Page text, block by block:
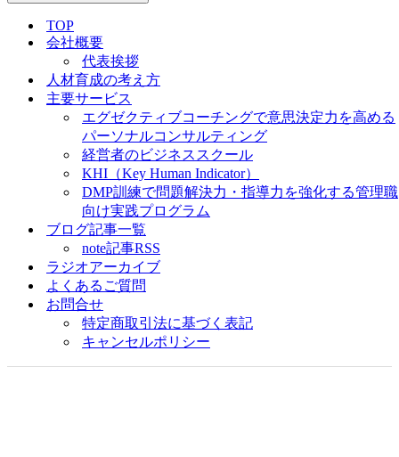
TOP
会社概要
代表挨拶
人材育成の考え方
主要サービス
エグゼクティブコーチングで意思決定力を高める
パーソナルコンサルティング
経営者のビジネススクール
KHI（Key Human Indicator）
DMP訓練で問題解決力・指導力を強化する管理職
向け実践プログラム
ブログ記事一覧
note記事RSS
ラジオアーカイブ
よくあるご質問
お問合せ
特定商取引法に基づく表記
キャンセルポリシー